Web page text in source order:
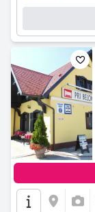
静けさ、美食、
て、非常にお勧
ホテル・ラカー
質の高さと美味
用と、ロマンチ
の雰囲気を高め
クションと、様
験を提供すること
ホテル・ラカー
で高く評価され
アメニティ、大
なデザイン要素
沢感を加えてい
ませんが、全体
保証します。